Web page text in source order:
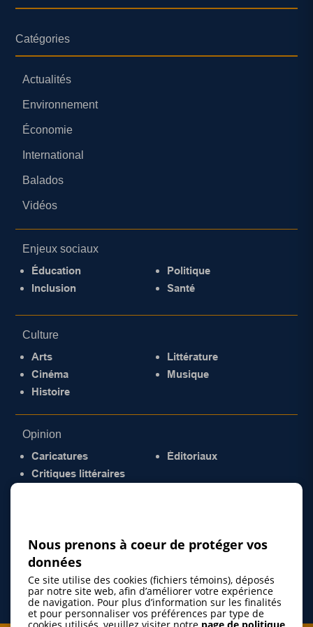
Catégories
Actualités
Environnement
Économie
International
Balados
Vidéos
Enjeux sociaux
Éducation
Inclusion
Politique
Santé
Culture
Arts
Cinéma
Histoire
Littérature
Musique
Opinion
Caricatures
Critiques littéraires
Éditoriaux
Nous prenons à coeur de protéger vos
données
Ce site utilise des cookies (fichiers témoins), déposés
par notre site web, afin d’améliorer votre expérience
de navigation. Pour plus d’information sur les finalités
et pour personnaliser vos préférences par type de